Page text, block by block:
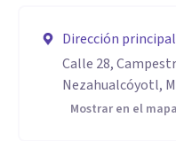
Dirección principal
Calle 28,
Nezahualcóyotl,
Mostrar en el mapa